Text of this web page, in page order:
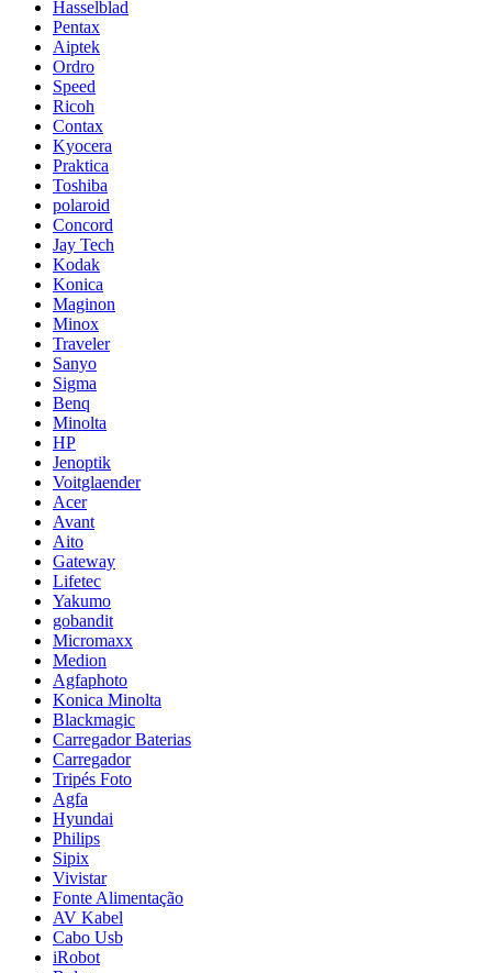
Hasselblad
Pentax
Aiptek
Ordro
Speed
Ricoh
Contax
Kyocera
Praktica
Toshiba
polaroid
Concord
Jay Tech
Kodak
Konica
Maginon
Minox
Traveler
Sanyo
Sigma
Benq
Minolta
HP
Jenoptik
Voitglaender
Acer
Avant
Aito
Gateway
Lifetec
Yakumo
gobandit
Micromaxx
Medion
Agfaphoto
Konica Minolta
Blackmagic
Carregador Baterias
Carregador
Tripés Foto
Agfa
Hyundai
Philips
Sipix
Vivistar
Fonte Alimentação
AV Kabel
Cabo Usb
iRobot